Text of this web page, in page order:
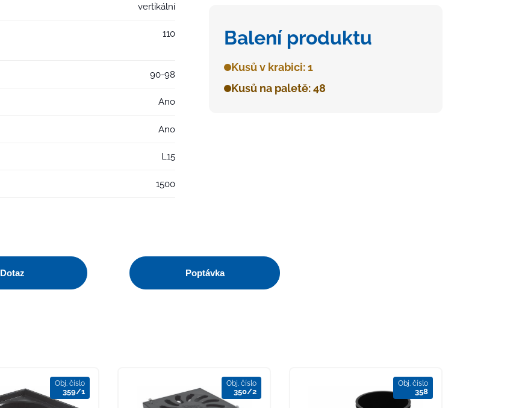
vertikální
110
90-98
Ano
Ano
L15
1500
Balení produktu
Kusů v krabici: 1
Kusů na paletě: 48
Dotaz Poptávka
Obj. číslo
359/1
Obj. číslo
350/2
Obj. číslo
358